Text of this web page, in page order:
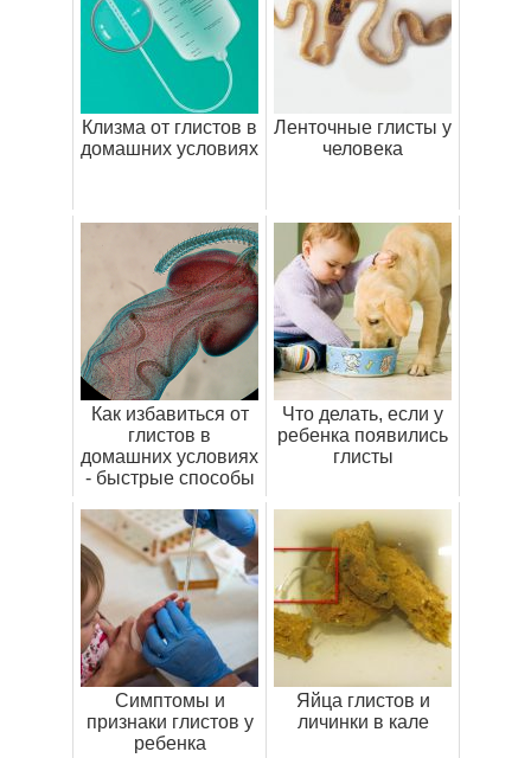
Клизма от глистов в
домашних условиях
Ленточные глисты у
человека
Как избавиться от
глистов в
домашних условиях
- быстрые способы
Что делать, если у
ребенка появились
глисты
Симптомы и
признаки глистов у
ребенка
Яйца глистов и
личинки в кале